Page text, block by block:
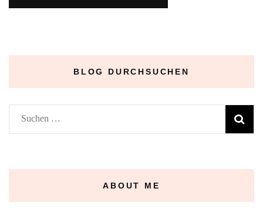
BLOG DURCHSUCHEN
Suchen
nach:
ABOUT ME